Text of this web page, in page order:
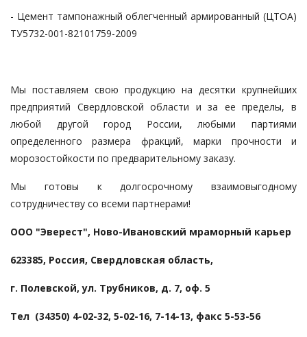
- Цемент тампонажный облегченный армированный (ЦТОА)
ТУ5732-001-82101759-2009
Мы поставляем свою продукцию на десятки крупнейших
предприятий Свердловской области и за ее пределы, в
любой другой город России, любыми партиями
определенного размера фракций, марки прочности и
морозостойкости по предварительному заказу.
Мы готовы к долгосрочному взаимовыгодному
сотрудничеству со всеми партнерами!
ООО "Эверест", Ново-Ивановский мраморный карьер
623385, Россия, Свердловская область,
г. Полевской, ул. Трубников, д. 7, оф. 5
Тел (34350) 4-02-32, 5-02-16, 7-14-13, факс 5-53-56